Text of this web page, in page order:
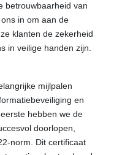
betrouwbaarheid van
in om aan de
klanten de zekerheid
in veilige handen zijn.
mijlpalen
en
hebben we de
doorlopen,
norm. Dit certificaat